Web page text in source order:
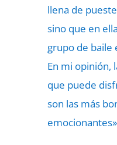
llena de
sino que en
grupo de baile
En mi opinión,
que puede
son las más